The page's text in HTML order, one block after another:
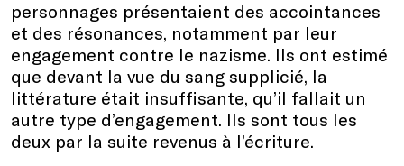
personnages présentaient des accointances
et des résonances, notamment par leur
engagement contre le nazisme. Ils ont estimé
que devant la vue du sang supplicié, la
littérature était insuffisante, qu’il fallait un
autre type d’engagement. Ils sont tous les
deux par la suite revenus à l’écriture.